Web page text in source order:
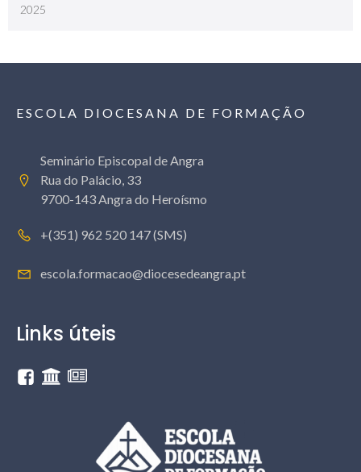
2025
ESCOLA DIOCESANA DE FORMAÇÃO
Seminário Episcopal de Angra
Rua do Palácio, 33
9700-143 Angra do Heroísmo
+(351) 962 520 147 (SMS)
escola.formacao@diocesedeangra.pt
Links úteis